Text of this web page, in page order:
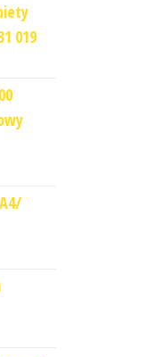
019